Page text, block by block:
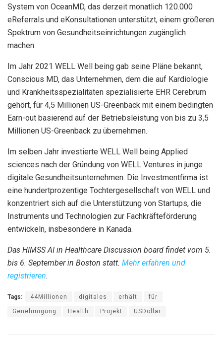
System von OceanMD, das derzeit monatlich 120.000
eReferrals und eKonsultationen unterstützt, einem größeren
Spektrum von Gesundheitseinrichtungen zugänglich
machen.
Im Jahr 2021 WELL Well being gab seine Pläne bekannt,
Conscious MD, das Unternehmen, dem die auf Kardiologie
und Krankheitsspezialitäten spezialisierte EHR Cerebrum
gehört, für 4,5 Millionen US-Greenback mit einem bedingten
Earn-out basierend auf der Betriebsleistung von bis zu 3,5
Millionen US-Greenback zu übernehmen.
Im selben Jahr investierte WELL Well being Applied
sciences nach der Gründung von WELL Ventures in junge
digitale Gesundheitsunternehmen. Die Investmentfirma ist
eine hundertprozentige Tochtergesellschaft von WELL und
konzentriert sich auf die Unterstützung von Startups, die
Instruments und Technologien zur Fachkräfteförderung
entwickeln, insbesondere in Kanada.
Das HIMSS AI in Healthcare Discussion board findet vom 5.
bis 6. September in Boston statt. Mehr erfahren und
registrieren.
Tags: 44Millionen digitales erhält für
Genehmigung Health Projekt USDollar